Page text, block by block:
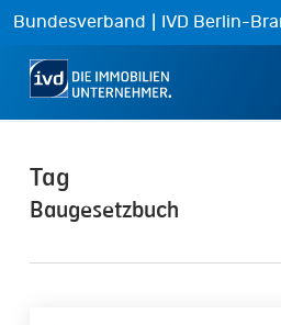
Skip
main
Bundesverband | IVD Berlin-
Tag
Baugesetzbuch